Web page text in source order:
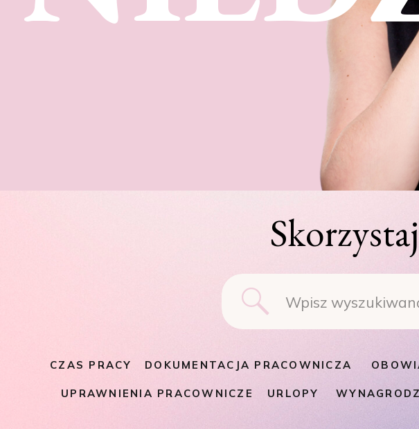
for:
CZAS PRACY DOKUMENTACJA PRACOWNICZA
URLOPY
UPRAWNIENIA PRACOWNICZE